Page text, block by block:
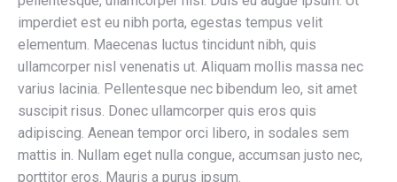
imperdiet est eu nibh porta, egestas tempus velit
elementum. Maecenas luctus tincidunt nibh, quis
ullamcorper nisl venenatis ut. Aliquam mollis massa nec
varius lacinia. Pellentesque nec bibendum leo, sit amet
suscipit risus. Donec ullamcorper quis eros quis
adipiscing. Aenean tempor orci libero, in sodales sem
mattis in. Nullam eget nulla congue, accumsan justo nec,
porttitor eros. Mauris a purus ipsum.